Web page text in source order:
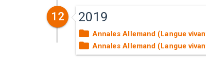
12 2019
Annales Allemand (Langue
Annales Allemand (Langue